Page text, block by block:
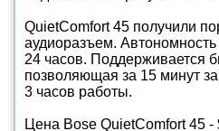
QuietComfort 45 получили
аудиоразъем.
24 часов. Поддерживается
позволяющая за 15 минут
3 часов работы.
Цена Bose QuietComfort 45